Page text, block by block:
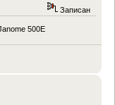
Записан
500E